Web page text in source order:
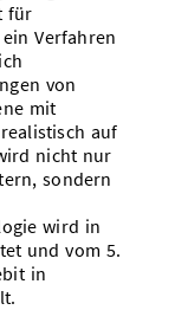
für
Verfahren
von
mit
auf
nicht nur
sondern
wird in
und vom 5.
in